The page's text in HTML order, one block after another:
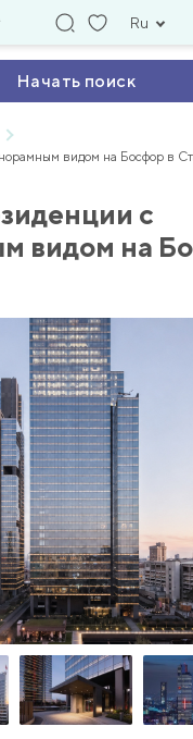
Ru
Начать поиск
видом на Босфор в
с
видом на